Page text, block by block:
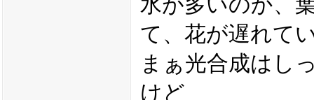
て、花が遅れて
まぁ光合成はし
けど